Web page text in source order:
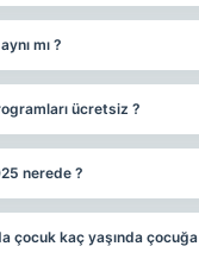
mı ?
ücretsiz ?
nerede ?
çocuk kaç yaşında çocuğa